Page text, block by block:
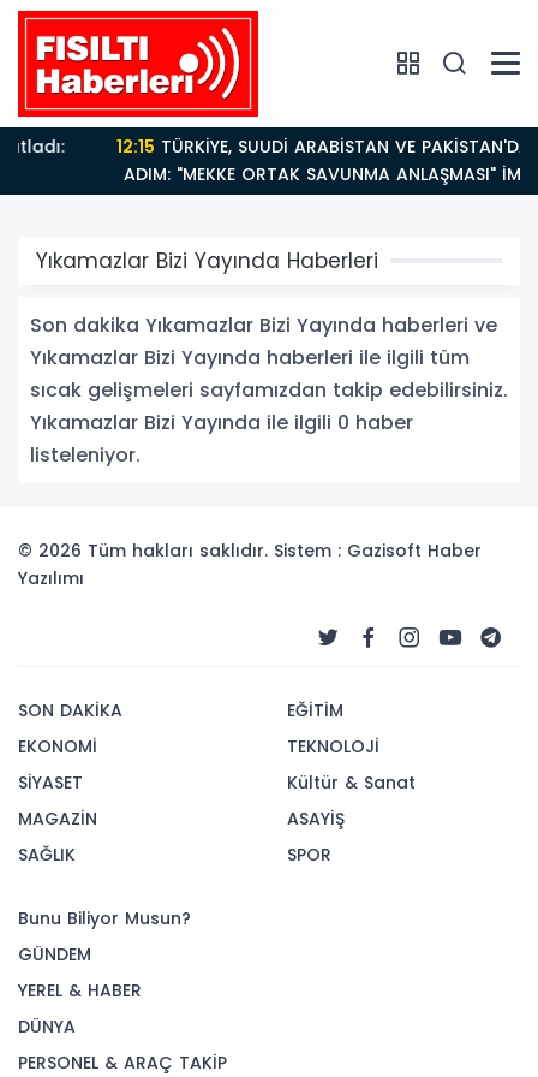
ADIM: "MEKKE ORTAK SAVUNMA ANLAŞMASI"
Yıkamazlar Bizi Yayında Haberleri
Son dakika Yıkamazlar Bizi Yayında haberleri ve
Yıkamazlar Bizi Yayında haberleri ile ilgili tüm
sıcak gelişmeleri sayfamızdan takip edebilirsiniz.
Yıkamazlar Bizi Yayında ile ilgili 0 haber
listeleniyor.
© 2026 Tüm hakları saklıdır. Sistem : Gazisoft Haber
Yazılımı
SON DAKİKA
EKONOMİ
SİYASET
MAGAZİN
SAĞLIK
EĞİTİM
TEKNOLOJİ
Kültür & Sanat
ASAYİŞ
SPOR
Bunu Biliyor Musun?
GÜNDEM
YEREL & HABER
DÜNYA
PERSONEL & ARAÇ TAKİP